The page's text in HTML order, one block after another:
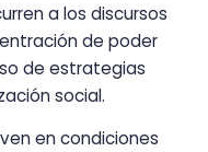
a los discursos
de poder
de estrategias
social.
en condiciones